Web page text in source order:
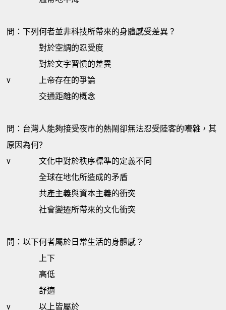
問：下列何者並非科技所帶來的身體感受差異？
對於空調的忍受度
對於文字習慣的差異
v
上帝存在的爭論
交通距離的概念
問：台灣人能夠接受夜市的熱鬧卻無法忍受陸客的嘈雜，其
原因為何?
v
文化中對於秩序標準的定義不同
全球在地化所造成的矛盾
共產主義與資本主義的衝突
社會變遷所帶來的文化衝突
問：以下何者屬於日常生活的身體感？
上下
高低
舒適
v
以上皆屬於